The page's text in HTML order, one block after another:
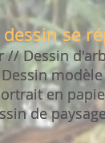
se
// Dessin
en
de
se
// Dessin
en
de